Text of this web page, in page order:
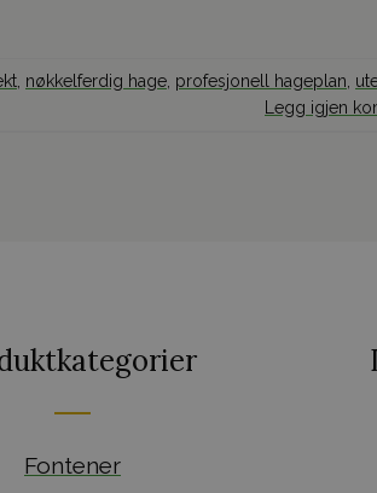
nøkkelferdig hage profesjonell hageplan
Legg igjen
Fontener